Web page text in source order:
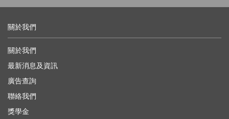
關於我們
關於我們
最新消息及資訊
廣告查詢
聯絡我們
獎學金